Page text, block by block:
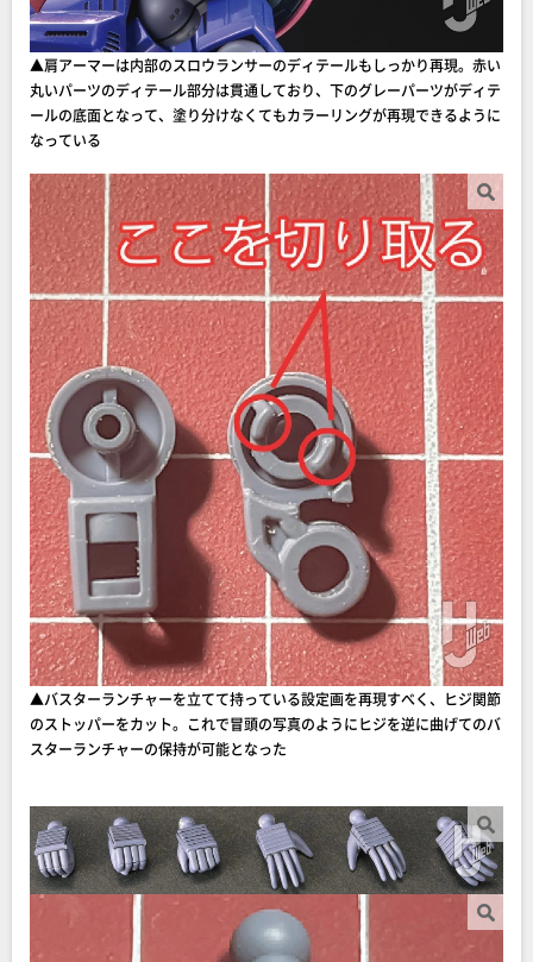
▲肩アーマーは内部のスロウランサーのディテールもしっかり再現。赤い
丸いパーツのディテール部分は貫通しており、下のグレーパーツがディテ
ールの底面となって、塗り分けなくてもカラーリングが再現できるように
なっている
▲バスターランチャーを立てて持っている設定画を再現すべく、ヒジ関節
のストッパーをカット。これで冒頭の写真のようにヒジを逆に曲げてのバ
スターランチャーの保持が可能となった